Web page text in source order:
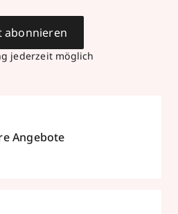
jederzeit möglich
abonnieren
Angebote